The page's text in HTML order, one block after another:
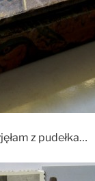
z pudełka…